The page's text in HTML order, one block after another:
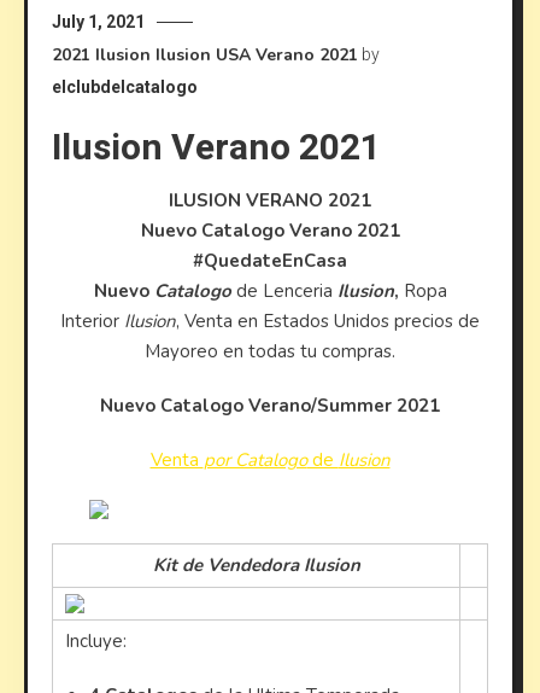
July 1, 2021
2021 Ilusion Ilusion USA Verano 2021 by
elclubdelcatalogo
Ilusion Verano 2021
ILUSION VERANO 2021
Nuevo Catalogo Verano 2021
#QuedateEnCasa
Nuevo Catalogode Lenceria Ilusion, Ropa
Interior Ilusion, Venta en Estados Unidos precios de
Mayoreo en todas tu compras.
Nuevo Catalogo Verano/Summer 2021
Venta por Catalogode Ilusion
Kit de Vendedora Ilusion
Incluye: